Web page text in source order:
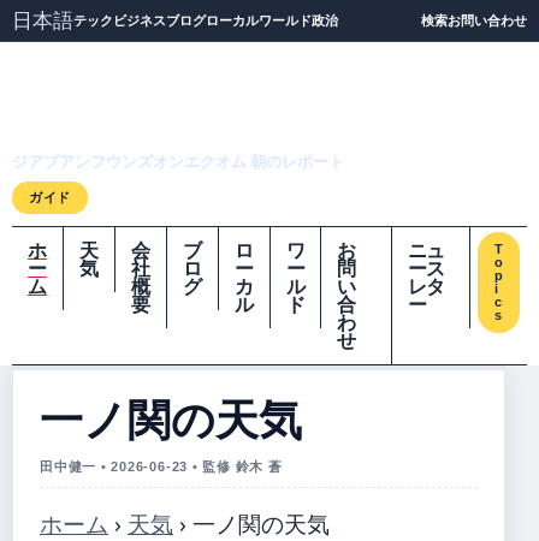
日本語テック ビジネスブログローカルワールド政治 検索お問い合わせ
ジアプアンフウンズオンエクオム 朝のレポート
ガイド
ホ
ー
ム
天
気
会
社
概
要
ブ
ロ
グ
ロ
ー
カ
ル
ワ
ー
ル
ド
お
問
い
合
わ
せ
ニュ
ース
レタ
ー
T
o
p
i
c
s
一ノ関の天気
田中健一 • 2026-06-23 • 監修 鈴木 蒼
ホーム › 天気 › 一ノ関の天気